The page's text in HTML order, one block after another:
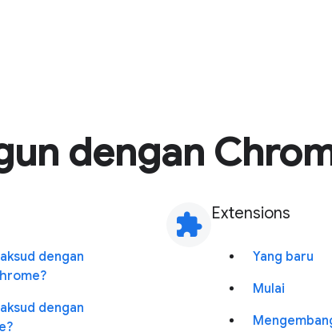
dengan
dengan
dengan
extension Extensions
Yang baru
Mulai